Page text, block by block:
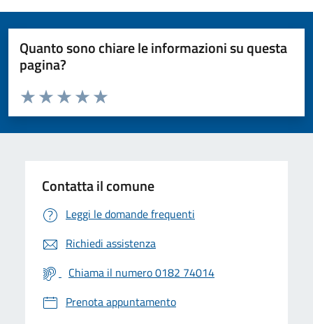
Quanto sono chiare le informazioni su questa
pagina?
Valuta da 1 a 5 stelle la pagina
Valuta 5 stelle su 5
Valuta 4 stelle su 5
Valuta 3 stelle su 5
Valuta 2 stelle su 5
Valuta 1 stelle su 5
Contatta il comune
Leggi le domande frequenti
Richiedi assistenza
Chiama il numero 0182 74014
Prenota appuntamento